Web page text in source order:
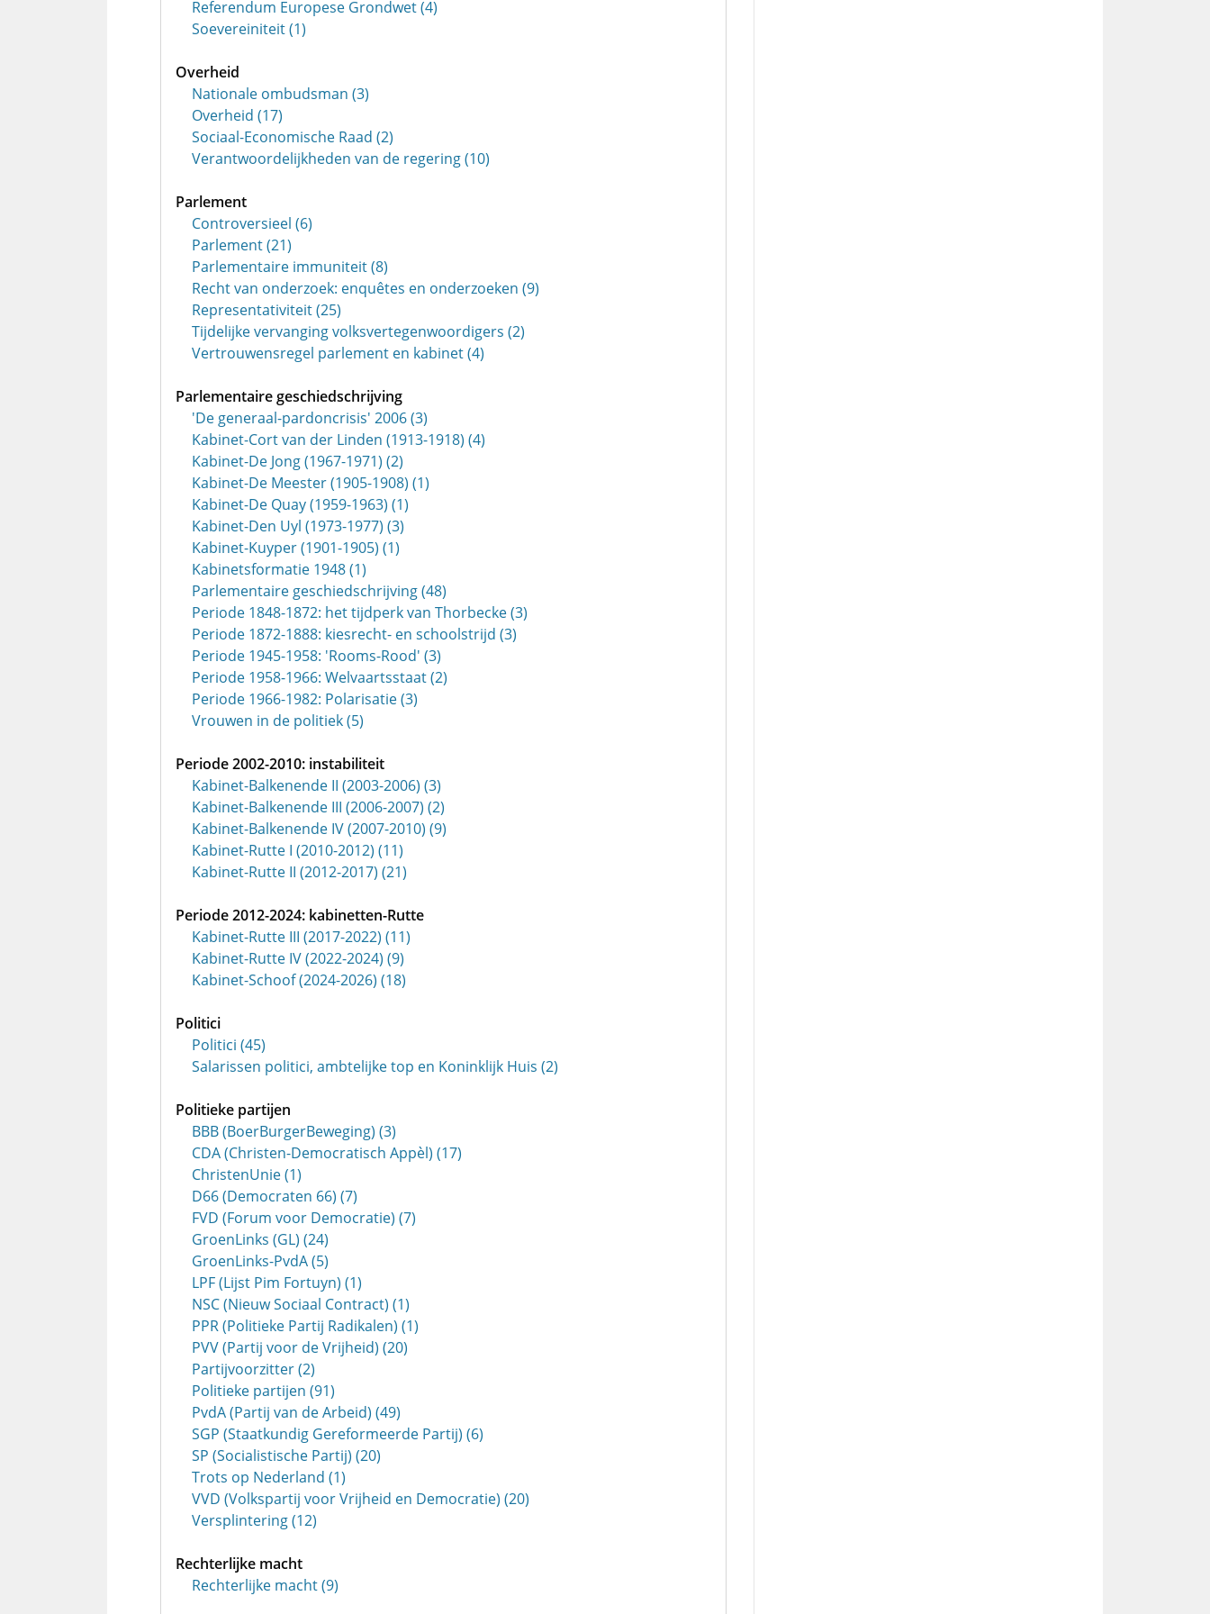
Referendum Europese Grondwet (4)
Soevereiniteit (1)
Overheid
Nationale ombudsman (3)
Overheid (17)
Sociaal-Economische Raad (2)
Verantwoordelijkheden van de regering (10)
Parlement
Controversieel (6)
Parlement (21)
Parlementaire immuniteit (8)
Recht van onderzoek: enquêtes en onderzoeken (9)
Representativiteit (25)
Tijdelijke vervanging volksvertegenwoordigers (2)
Vertrouwensregel parlement en kabinet (4)
Parlementaire geschiedschrijving
'De generaal-pardoncrisis' 2006 (3)
Kabinet-Cort van der Linden (1913-1918) (4)
Kabinet-De Jong (1967-1971) (2)
Kabinet-De Meester (1905-1908) (1)
Kabinet-De Quay (1959-1963) (1)
Kabinet-Den Uyl (1973-1977) (3)
Kabinet-Kuyper (1901-1905) (1)
Kabinetsformatie 1948 (1)
Parlementaire geschiedschrijving (48)
Periode 1848-1872: het tijdperk van Thorbecke (3)
Periode 1872-1888: kiesrecht- en schoolstrijd (3)
Periode 1945-1958: 'Rooms-Rood' (3)
Periode 1958-1966: Welvaartsstaat (2)
Periode 1966-1982: Polarisatie (3)
Vrouwen in de politiek (5)
Periode 2002-2010: instabiliteit
Kabinet-Balkenende II (2003-2006) (3)
Kabinet-Balkenende III (2006-2007) (2)
Kabinet-Balkenende IV (2007-2010) (9)
Kabinet-Rutte I (2010-2012) (11)
Kabinet-Rutte II (2012-2017) (21)
Periode 2012-2024: kabinetten-Rutte
Kabinet-Rutte III (2017-2022) (11)
Kabinet-Rutte IV (2022-2024) (9)
Kabinet-Schoof (2024-2026) (18)
Politici
Politici (45)
Salarissen politici, ambtelijke top en Koninklijk Huis (2)
Politieke partijen
BBB (BoerBurgerBeweging) (3)
CDA (Christen-Democratisch Appèl) (17)
ChristenUnie (1)
D66 (Democraten 66) (7)
FVD (Forum voor Democratie) (7)
GroenLinks (GL) (24)
GroenLinks-PvdA (5)
LPF (Lijst Pim Fortuyn) (1)
NSC (Nieuw Sociaal Contract) (1)
PPR (Politieke Partij Radikalen) (1)
PVV (Partij voor de Vrijheid) (20)
Partijvoorzitter (2)
Politieke partijen (91)
PvdA (Partij van de Arbeid) (49)
SGP (Staatkundig Gereformeerde Partij) (6)
SP (Socialistische Partij) (20)
Trots op Nederland (1)
VVD (Volkspartij voor Vrijheid en Democratie) (20)
Versplintering (12)
Rechterlijke macht
Rechterlijke macht (9)